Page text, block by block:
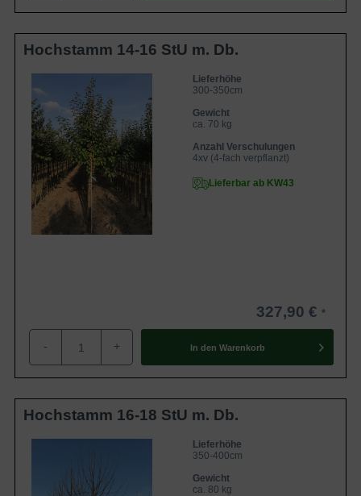
Hochstamm 14-16 StU m. Db.
Lieferhöhe
300-350cm
Gewicht
ca. 70 kg
Anzahl Verschulungen
4xv (4-fach verpflanzt)
Lieferbar ab KW43
327,90 €
- + In den Warenkorb
Hochstamm 16-18 StU m. Db.
Lieferhöhe
350-400cm
Gewicht
ca. 80 kg